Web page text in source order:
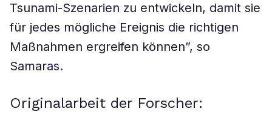
Tsunami-Szenarien zu entwickeln, damit sie
für jedes mögliche Ereignis die richtigen
Maßnahmen ergreifen können”, so
Samaras.
Originalarbeit der Forscher: